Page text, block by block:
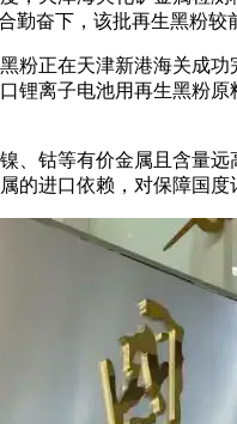
奋下，该批再生黑粉较
正在天津新港海关成
锂离子电池用再生黑粉
钴等有价金属且含量远
进口依赖，对保障国度